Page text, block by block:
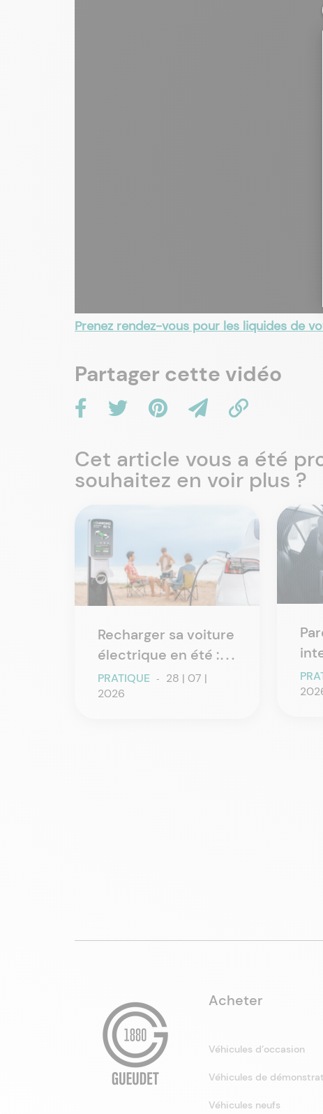
Prenez rendez-vous pour les liquides de
Partager cette vidéo
Cet article vous a été
souhaitez en voir plus ?
Recharger sa voiture
électrique en été :
les erreurs qui font
perdre du temps et
PRATIQUE - 28 | 07 |
2026
Acheter
Véhicules d’occasion
Véhicules de
Véhicules neufs